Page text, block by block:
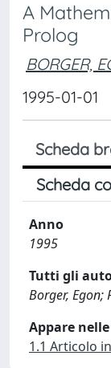
A
Prolog
BORGER,
1995-01-01
Scheda
Scheda
Anno
1995
Tutti gli
Borger, Egon;
Appare
1.1 Articolo